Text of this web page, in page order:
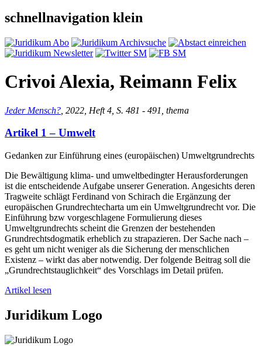
schnellnavigation klein
Crivoi Alexia, Reimann Felix
Jeder Mensch? , 2022, Heft 4, S. 481 - 491, thema
Artikel 1 – Umwelt
Gedanken zur Einführung eines (europäischen) Umweltgrundrechts
Die Bewältigung klima- und umweltbedingter Herausforderungen
ist die entscheidende Aufgabe unserer Generation. Angesichts deren
Tragweite schlägt Ferdinand von Schirach die Ergänzung der
europäischen Grundrechtecharta um ein Umweltgrundrecht vor. Die
Einführung bzw vorgeschlagene Formulierung dieses
Umweltgrundrechts scheint die Grenzen der bestehenden
Grundrechtsdogmatik erheblich zu strapazieren. Der Sache nach –
es geht um nicht weniger als die Sicherung der menschlichen
Existenz – wirkt das aber notwendig. Der folgende Beitrag soll die
„Grundrechtstauglichkeit“ des Vorschlags im Detail prüfen.
Artikel lesen
Juridikum Logo